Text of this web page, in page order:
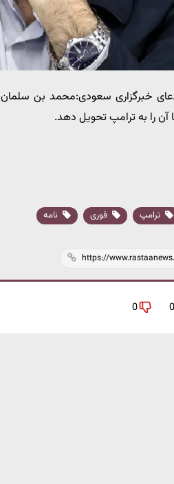
خبرگزاری سعودی:محمد بن سلمان
آن را به ترامپ تحویل دهد.
ترامپ فوری نامه
0
0